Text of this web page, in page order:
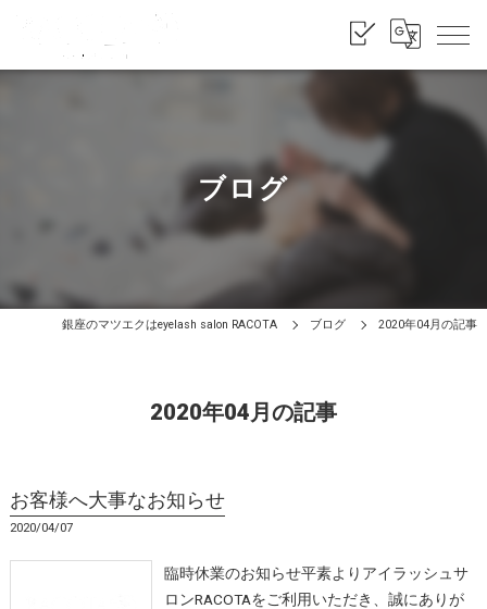
ブログ
銀座のマツエクはeyelash salon RACOTA ブログ 2020年04月の記事
2020年04月の記事
お客様へ大事なお知らせ
2020/04/07
臨時休業のお知らせ平素よりアイラッシュサ
ロンRACOTAをご利用いただき、誠にありが